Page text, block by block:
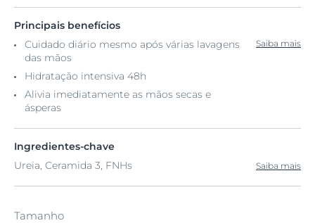
Principais benefícios
Cuidado diário mesmo após várias lavagens
das mãos
Hidratação intensiva 48h
Alivia imediatamente as mãos secas e
ásperas
Saiba mais
Ingredientes-chave
Ureia, Ceramida 3, FNHs
Saiba mais
Tamanho